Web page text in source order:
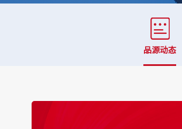
品源动态